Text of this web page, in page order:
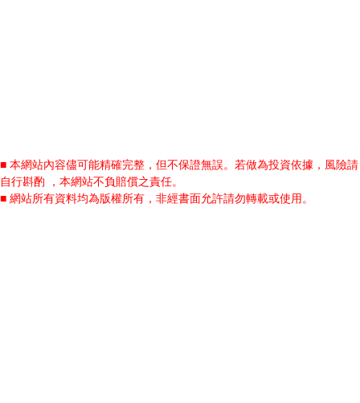
■ 本網站內容儘可能精確完整，但不保證無誤。若做為投資依據，風險請
自行斟酌 ，本網站不負賠償之責任。
■ 網站所有資料均為版權所有，非經書面允許請勿轉載或使用。